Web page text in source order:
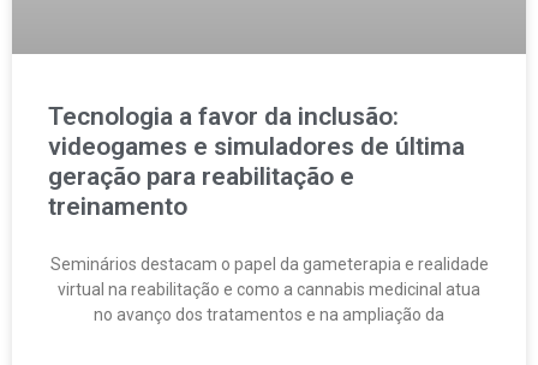
Tecnologia a favor da inclusão:
videogames e simuladores de última
geração para reabilitação e
treinamento
Seminários destacam o papel da gameterapia e realidade
virtual na reabilitação e como a cannabis medicinal atua
no avanço dos tratamentos e na ampliação da